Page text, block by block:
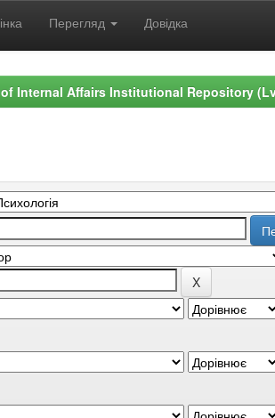
Перегляд Довідка
Internal Affairs Institutional Repository